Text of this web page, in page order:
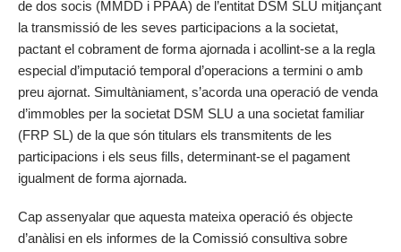
de dos socis (MMDD i PPAA) de l’entitat DSM SLU mitjançant
la transmissió de les seves participacions a la societat,
pactant el cobrament de forma ajornada i acollint-se a la regla
especial d’imputació temporal d’operacions a termini o amb
preu ajornat. Simultàniament, s’acorda una operació de venda
d’immobles per la societat DSM SLU a una societat familiar
(FRP SL) de la que són titulars els transmitents de les
participacions i els seus fills, determinant-se el pagament
igualment de forma ajornada.
Cap assenyalar que aquesta mateixa operació és objecte
d’anàlisi en els informes de la Comissió consultiva sobre